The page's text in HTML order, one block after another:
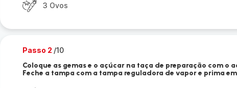
3 Ovos
Passo 2 /10
Coloque as gemas e o açúcar na taça de preparação com o
Feche a tampa com a tampa reguladora de vapor e prima